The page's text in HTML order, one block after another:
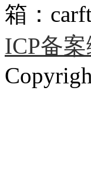
箱：
ICP备